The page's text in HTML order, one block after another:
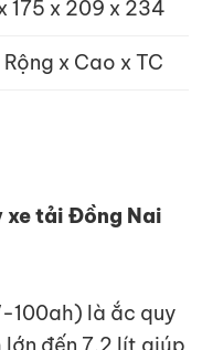
175 x 209 x 234
x Cao x TC
xe tải Đồng Nai
100ah) là ắc quy